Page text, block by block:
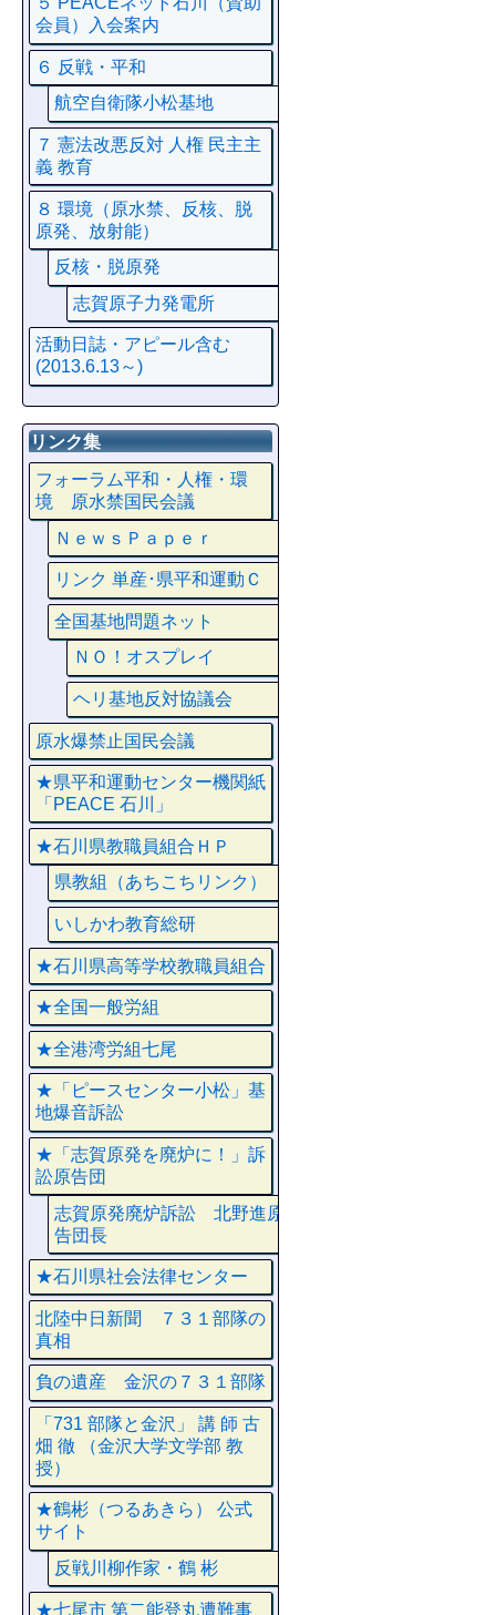
会員）入会案内
６ 反戦・平和
航空自衛隊小松基地
７ 憲法改悪反対 人権 民主主
義 教育
８ 環境（原水禁、反核、脱
原発、放射能）
反核・脱原発
志賀原子力発電所
活動日誌・アピール含む
(2013.6.13～)
リンク集
フォーラム平和・人権・環
境 原水禁国民会議
ＮｅｗｓＰａｐｅｒ
リンク 単産･県平和運動Ｃ
全国基地問題ネット
ＮＯ！オスプレイ
ヘリ基地反対協議会
原水爆禁止国民会議
★県平和運動センター機関紙
「PEACE 石川」
★石川県教職員組合ＨＰ
県教組（あちこちリンク）
いしかわ教育総研
★石川県高等学校教職員組合
★全国一般労組
★全港湾労組七尾
★「ピースセンター小松」基
地爆音訴訟
★「志賀原発を廃炉に！」訴
訟原告団
志賀原発廃炉訴訟 北野進原
告団長
★石川県社会法律センター
北陸中日新聞 ７３１部隊の
真相
負の遺産 金沢の７３１部隊
「731 部隊と金沢」 講 師 古
畑 徹 （金沢大学文学部 教
授）
★鶴彬（つるあきら） 公式
サイト
反戦川柳作家・鶴 彬
★七尾市 第二能登丸遭難事